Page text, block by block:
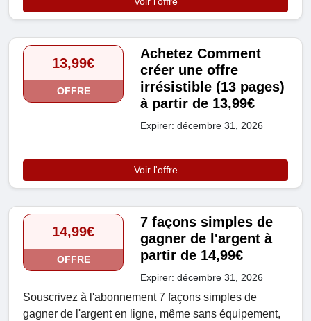
13,99€
OFFRE
Achetez Comment
créer une offre
irrésistible (13 pages)
à partir de 13,99€
Expirer: décembre 31, 2026
Voir l'offre
14,99€
OFFRE
7 façons simples de
gagner de l'argent à
partir de 14,99€
Expirer: décembre 31, 2026
Souscrivez à l'abonnement 7 façons simples de
gagner de l'argent en ligne, même sans équipement,